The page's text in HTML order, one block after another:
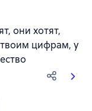
они хотят,
цифрам, у